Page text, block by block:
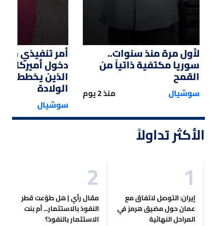
لأول مرة منذ سنوات..
سوريا مكتفية ذاتياً من
القمح
سوشيال منذ 2 يوم
أمر تنفيذي من
دخول أميركا
الذين يخططون
الولادة
سوشيال
الأكثر تداولاً
إيران: التوصل لاتفاق مع
عمان حول مضيق هرمز في
المراحل النهائية
مقال رأي | هل طوّعت قطر
النفوذ بالاستثمار... أم بنت
الاستثمار بالنفوذ؟